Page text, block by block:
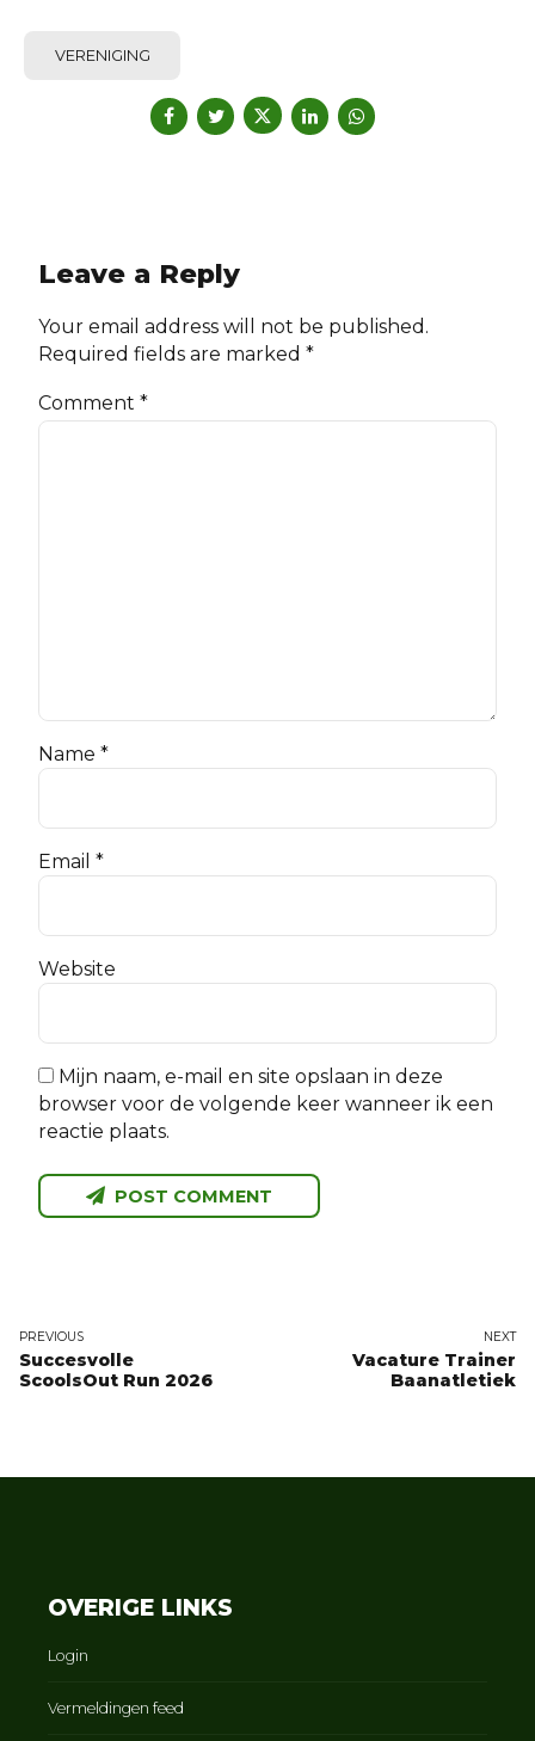
VERENIGING
Leave a Reply
Your email address will not be published.
Required fields are marked *
Comment *
Name *
Email *
Website
Mijn naam, e-mail en site opslaan in deze
browser voor de volgende keer wanneer ik een
reactie plaats.
POST COMMENT
PREVIOUS
Succesvolle
ScoolsOut Run 2026
NEXT
Vacature Trainer
Baanatletiek
OVERIGE LINKS
Login
Vermeldingen feed